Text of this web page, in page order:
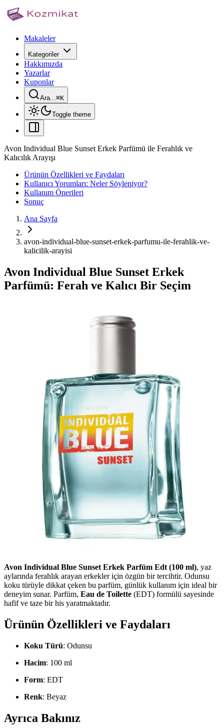
Makaleler
Kategoriler
Hakkımızda
Yazarlar
Kuponlar
Ara...⌘K
Toggle theme
Avon Individual Blue Sunset Erkek Parfümü ile Ferahlık ve
Kalıcılık Arayışı
Ürünün Özellikleri ve Faydaları
Kullanıcı Yorumları: Neler Söyleniyor?
Kullanım Önerileri
Sonuç
Ana Sayfa
avon-individual-blue-sunset-erkek-parfumu-ile-ferahlik-ve-
kalicilik-arayisi
Avon Individual Blue Sunset Erkek
Parfümü: Ferah ve Kalıcı Bir Seçim
Avon Individual Blue Sunset Erkek Parfüm Edt (100 ml), yaz
aylarında ferahlık arayan erkekler için özgün bir tercihtir. Odunsu
koku türüyle dikkat çeken bu parfüm, günlük kullanım için ideal bir
deneyim sunar. Parfüm, Eau de Toilette (EDT) formülü sayesinde
hafif ve taze bir his yaratmaktadır.
Ürünün Özellikleri ve Faydaları
Koku Türü: Odunsu
Hacim: 100 ml
Form: EDT
Renk: Beyaz
Ayrıca Bakınız